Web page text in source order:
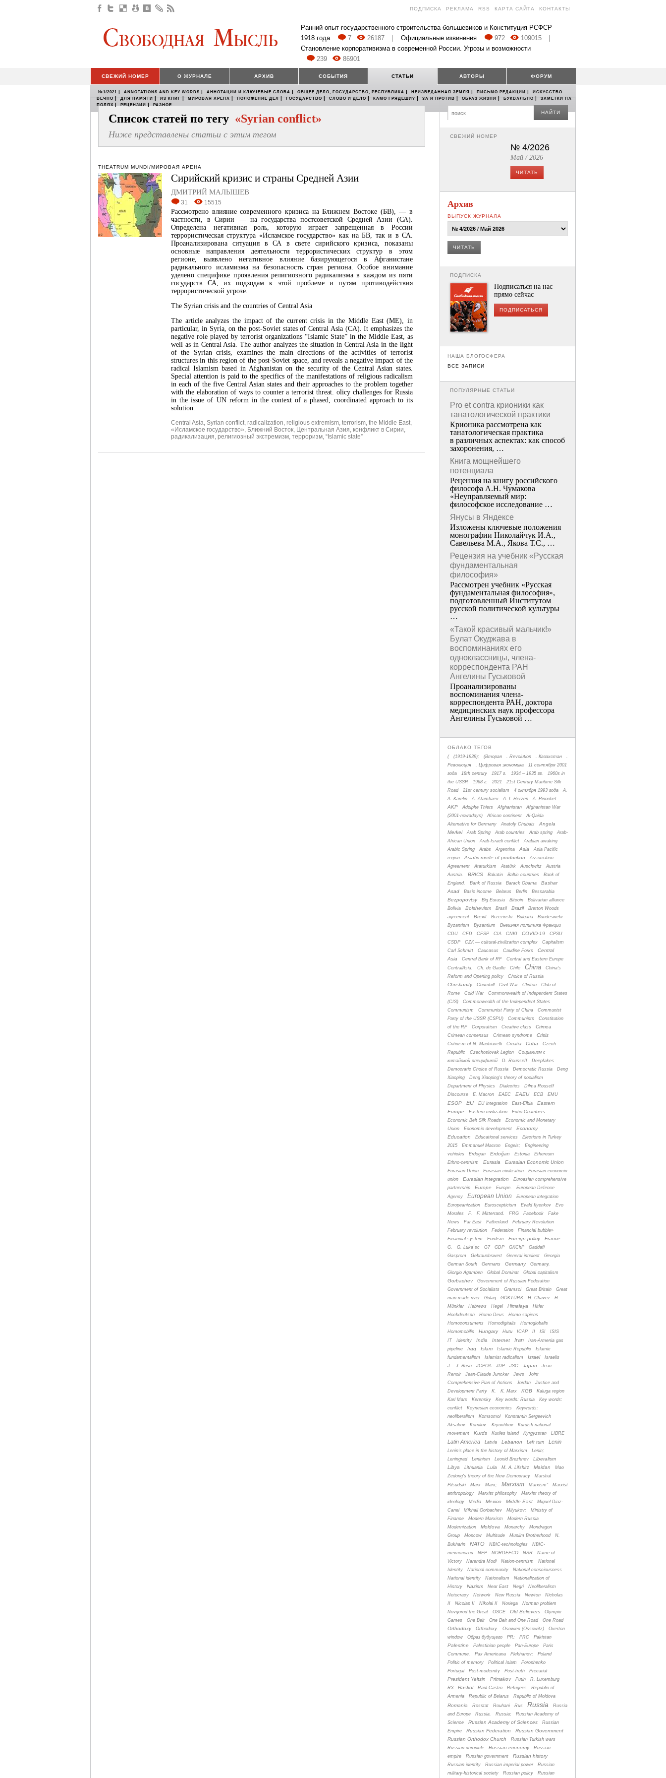
ПОДПИСКА РЕКЛАМА RSS КАРТА САЙТА КОНТАКТЫ
Ранний опыт государственного строительства большевиков и Конституция РСФСР
1918 года
7 26187 Официальные извинения 972 109015
Становление корпоративизма в современной России. Угрозы и возможности
239
86901
СВЕЖИЙ НОМЕР О ЖУРНАЛЕ АРХИВ СОБЫТИЯ СТАТЬИ АВТОРЫ ФОРУМ
№1/2021 | ANNOTATIONS AND KEY WORDS | АННОТАЦИИ И КЛЮЧЕВЫЕ СЛОВА | ОБЩЕЕ ДЕЛО, ГОСУДАРСТВО, РЕСПУБЛИКА | НЕИЗВЕДАННАЯ ЗЕМЛЯ | ПИСЬМО РЕДАКЦИИ |
ИСКУССТВО
ВЕЧНО | ДЛЯ ПАМЯТИ | ИЗ КНИГ | МИРОВАЯ АРЕНА | ПОЛОЖЕНИЕ ДЕЛ | ГОСУДАРСТВО | СЛОВО И ДЕЛО | КАМО ГРЯДЕШИ? | ЗА И ПРОТИВ | ОБРАЗ ЖИЗНИ | БУКВАЛЬНО |
ЗАМЕТКИ НА
ПОЛЯХ | РЕЦЕНЗИИ | РАЗНОЕ
Список статей по тегу «Syrian conflict»
Ниже представлены статьи с этим тегом
THEATRUM MUNDI/МИРОВАЯ АРЕНА
Сирийский кризис и страны Средней Азии
ДМИТРИЙ МАЛЫШЕВ
31 15515
Рассмотрено влияние современного кризиса на Ближнем Востоке (БВ), — в
частности, в Сирии — на государства постсоветской Средней Азии (СА).
Определена негативная роль, которую играет запрещенная в России
террористическая структура «Исламское государство» как на БВ, так и в СА.
Проанализирована ситуация в СА в свете сирийского кризиса, показаны
основные направления деятельности террористических структур в этом
регионе, выявлено негативное влияние базирующегося в Афганистане
радикального исламизма на безопасность стран региона. Особое внимание
уделено специфике проявления религиозного радикализма в каждом из пяти
государств СА, их подходам к этой проблеме и путям противодействия
террористической угрозе.
The Syrian crisis and the countries of Central Asia
The article analyzes the impact of the current crisis in the Middle East (ME), in
particular, in Syria, on the post-Soviet states of Central Asia (CA). It emphasizes the
negative role played by terrorist organizations “Islamic State” in the Middle East, as
well as in Central Asia. The author analyzes the situation in Central Asia in the light
of the Syrian crisis, examines the main directions of the activities of terrorist
structures in this region of the post-Soviet space, and reveals a negative impact of the
radical Islamism based in Afghanistan on the security of the Central Asian states.
Special attention is paid to the specifics of the manifestations of religious radicalism
in each of the five Central Asian states and their approaches to the problem together
with the elaboration of ways to counter a terrorist threat. olicy challenges for Russia
in the issue of UN reform in the context of a phased, coordinated approach to its
solution.
Central Asia, Syrian conflict, radicalization, religious extremism, terrorism, the Middle East,
«Исламское государство», Ближний Восток, Центральная Азия, конфликт в Сирии,
радикализация, религиозный экстремизм, терроризм, “Islamic state”
НАЙТИ
СВЕЖИЙ НОМЕР
№ 4/2026
Май / 2026
ЧИТАТЬ
Архив
ВЫПУСК ЖУРНАЛА
ЧИТАТЬ
ПОДПИСКА
Подписаться на нас
прямо сейчас
ПОДПИСАТЬСЯ
НАША БЛОГОСФЕРА
ВСЕ ЗАПИСИ
ПОПУЛЯРНЫЕ СТАТЬИ
Pro et contra крионики как
танатологической практики
Крионика рассмотрена как
танатологическая практика
в различных аспектах: как способ
захоронения, …
Книга мощнейшего
потенциала
Рецензия на книгу российского
философа А.Н. Чумакова
«Неуправляемый мир:
философское исследование …
Янусы в Яндексе
Изложены ключевые положения
монографии Николайчук И.А.,
Савельева М.А., Якова Т.С., …
Рецензия на учебник «Русская
фундаментальная
философия»
Рассмотрен учебник «Русская
фундаментальная философия»,
подготовленный Институтом
русской политической культуры
…
«Такой красивый мальчик!»
Булат Окуджава в
воспоминаниях его
одноклассницы, члена-
корреспондента РАН
Ангелины Гуськовой
Проанализированы
воспоминания члена­
корреспондента РАН, доктора
медицинских наук профессора
Ангелины Гуськовой …
ОБЛАКО ТЕГОВ
( (1919-1939); (Вторая . Revolution . Казахстан
.
Революция
. Цифровая экономика
11 сентября 2001
года
18th century 1917 г. 1934 – 1935 гг.
1960s in
the USSR
1968 г. 2021
21st Century Maritime Silk
Road
21st century socialism 4 октября 1993 года
A.
A. Karelin
A. Atambaev A. I. Herzen A. Pinochet
AKP Adolphe Thiers Afghanistan
Afghanistan War
(2001-nowadays)
African continent
Al-Qaida
Alternative for Germany
Anatoly Chubais
Angela
Merkel
Arab Spring Arab countries Arab spring
Arab-
African Union
Arab-Israeli conflict
Arabian awaking
Arabic Spring
Arabs Argentina Asia
Asia Pacific
region
Asiatic mode of production
Association
Agreement
Ataturkism Atatürk Auschwitz
Austria
Austria.
BRICS Bakatin Baltic countries
Bank of
England.
Bank of Russia Barack Obama
Bashar
Asad
Basic income Belarus Berlin Bessarabia
Bezpopovtsy Big Eurasia Bitcoin
Bolivarian alliance
Bolivia
Bolshevism Brasil Brazil
Bretton Woods
agreement
Brexit Brzezinski Bulgaria
Bundeswehr
Byzantism
Byzantium
Bнешняя политика Франции
CDU
CFD CFSP CIA CNKI COVID-19
CPSU
CSDP
CZК — cultural-zivilization complex
Capitalism
Carl Schmitt
Caucasus Caudine Forks
Central
Asia
Central Bank of RF
Central and Eastern Europe
CentralAsia.
Ch. de Gaulle Chile China
China's
Reform and Opening policy
Choice of Russia
Christianity Churchill Civil War Clinton
Club of
Rome
Cold War
Commonwealth of Independent States
(CIS)
Commonwealth of the Independent States
Communism
Communist Party of China
Communist
Party of the USSR (CSPU)
Communists
Constitution
of the RF
Corporatism Creative class Crimea
Crimean consensus Crimean syndrome Crisis
Criticism of N. Machiavelli Croatia Cuba
Czech
Republic
Czechoslovak Legion
Cоциализм с
китайской спецификой
D. Rousseff
Deepfakes
Democratic Choice of Russia
Democratic Russia
Deng
Xiaoping
Deng Xiaoping's theory of socialism
Department of Physics
Dialectics
Dilma Rouseff
Discourse
E. Macron EAEC EAEU ECB EMU
ESOP EU EU integration East-Elbia
Eastern
Europe
Eastern civilization
Echo Chambers
Economic Belt Silk Roads
Economic and Monetary
Union
Economic development
Economy
Education
Educational services
Elections in Turkey
2015
Emmanuel Macron Engels;
Engineering
vehicles
Erdogan Erdoğan Estonia
Ethereum
Ethno-centrism
Eurasia Eurasian Economic Union
Eurasian Union Eurasian civilization
Eurasian economic
union
Eurasian integration
Euroasian comprehensive
partnership
Europe Europe.
European Defence
Agency
European Union
European integration
Europeanization
Euroscepticism Evald Ilyenkov
Evo
Morales
F. F. Mitterrand. FRG Facebook
Fake
News
Far East Fatherland
February Revolution
February revolution
Federation
Financial bubble»
Financial system
Fordism Foreign policy France
G. G. Luka´sc G7 GDP GKChP
Gaddafi
Gasprom
Gebrauchswert General intellect
Georgia
German South
Germans Germany
Germany.
Giorgio Agamben
Global Dominat Global capitalism
Gorbachev
Government of Russian Federation
Government of Socialists
Gramsci Great Britain
Great
man-made river
Gulag GÖKTÜRK H. Chavez
H.
Münkler
Hebrews Hegel Himalaya
Hitler
Hochdeutsch
Homo Deus
Homo sapiens
Homoconsumens
Homodigitalis
Homoglobalis
Homomobilis
Hungary Hutu ICAP II ISI
ISIS
IT
Identity India Internet Iran
Iran-Armenia gas
pipeline
Iraq Islam Islamic Republic
Islamic
fundamentalism
Islamist radicalism Israel
Israelis
J.
J. Bush JCPOA JDP JSC Japan
Jean
Renoir
Jean-Claude Juncker Jews
Joint
Comprehensive Plan of Actions
Jordan
Justice and
Development Party
K. K. Marx KGB
Kaluga region
Karl Marx
Kerensky Key words: Russia
Key words:
conflict
Keynesian economics
Keywords:
neoliberalism
Komsomol
Konstantin Sergeevich
Aksakov
Kornilov. Kryuchkov
Kurdish national
movement
Kurds Kuriles island Kyrgyzstan LIBRE
Latin America Latvia Lebanon Left turn Lenin
Lenin's place in the history of Marxism
Lenin;
Leningrad
Leninism Leonid Brezhnev
Liberalism
Libya
Lithuania Lula M. A. Lifshitz Maidan
Mao
Zedong's theory of the New Democracy
Marshal
Pilsudski
Marx Marx; Marxism Marxism”
Marxist
anthropology
Marxist philosophy
Marxist theory of
ideology
Media Mexico Middle East
Miguel Diaz-
Canel
Mikhail Gorbachev Milyukov;
Ministry of
Finance
Modern Marxism
Modern Russia
Modernization
Moldova Monarchy
Mondragon
Group
Moscow Multitude Muslim Brotherhood
N.
Bukharin
NATO NBIC-technologies
NBIC-
технологии
NEP NORDEFCO NSR
Name of
Victory
Narendra Modi Nation-centrism
National
Identity
National community
National consciousness
National identity
Nationalism
Nationalization of
History
Nazism Near East Negri
Neoliberalism
Netocracy
Network New Russia Newton
Nicholas
II
Nicolas II Nikolai II Noriega
Norman problem
Novgorod the Great
OSCE Old Believers
Olympic
Games
One Belt One Belt and One Road One Road
Orthodoxy Orthodoxy. Osowiec (Ossowitz)
Overton
window
Oбраз будущего PR; PRC Pakistan
Palestine Palestinian people Pan-Europe
Paris
Commune.
Pax Americana Plekhanov;
Poland
Politic of memory
Political Islam
Poroshenko
Portugal
Post-modernity Post-truth Precariat
President Yeltsin Primakov Putin
R. Luxemburg
R3
Raskol Raul Castro Refugees
Republic of
Armenia
Republic of Belarus Republic of Moldova
Romania Rosstat Rouhani Rus Russia
Russia
and Europe
Russia. Russia;
Russian Academy of
Science
Russian Academy of Sciences
Russian
Empire
Russian Federation
Russian Government
Russian Orthodox Church
Russian Turkish wars
Russian chronicle
Russian economy
Russian
empire
Russian government Russian history
Russian identity Russian imperial power
Russian
military-historical society
Russian policy Russian